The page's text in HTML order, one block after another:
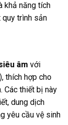
khả năng tích
trình sản
âm với
thích hợp cho
Các thiết bị này
dung dịch
yêu cầu vệ sinh